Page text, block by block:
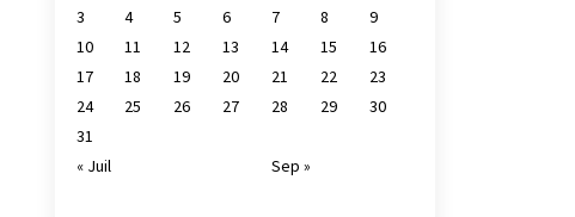
3
4 5 6 7 8
9
10
11 12 13 14 15
16
17
18 19 20 21 22
23
24
25 26 27 28 29
30
31
« Juil
Sep »